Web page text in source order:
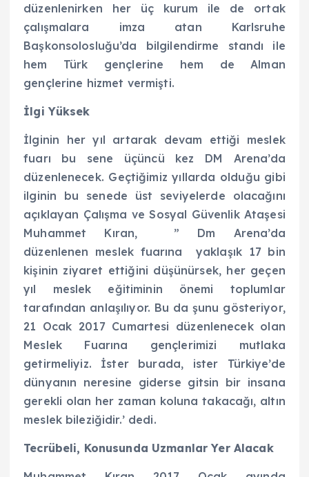
düzenlenirken her üç kurum ile de ortak
çalışmalara imza atan Karlsruhe
Başkonsolosluğu’da bilgilendirme standı ile
hem Türk gençlerine hem de Alman
gençlerine hizmet vermişti.
İlgi Yüksek
İlginin her yıl artarak devam ettiği meslek
fuarı bu sene üçüncü kez DM Arena’da
düzenlenecek. Geçtiğimiz yıllarda olduğu gibi
ilginin bu senede üst seviyelerde olacağını
açıklayan Çalışma ve Sosyal Güvenlik Ataşesi
Muhammet Kıran, ” Dm Arena’da
düzenlenen meslek fuarına yaklaşık 17 bin
kişinin ziyaret ettiğini düşünürsek, her geçen
yıl meslek eğitiminin önemi toplumlar
tarafından anlaşılıyor. Bu da şunu gösteriyor,
21 Ocak 2017 Cumartesi düzenlenecek olan
Meslek Fuarına gençlerimizi mutlaka
getirmeliyiz. İster burada, ister Türkiye’de
dünyanın neresine giderse gitsin bir insana
gerekli olan her zaman koluna takacağı, altın
meslek bileziğidir.’ dedi.
Tecrübeli, Konusunda Uzmanlar Yer Alacak